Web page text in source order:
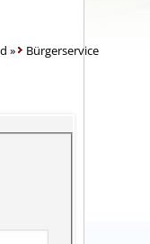
»
Bürgerservice